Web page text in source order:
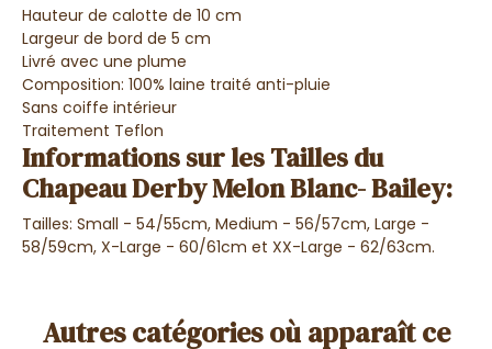
Hauteur de calotte de 10 cm
Largeur de bord de 5 cm
Livré avec une plume
Composition: 100% laine traité anti-pluie
Sans coiffe intérieur
Traitement Teflon
Informations sur les Tailles du
Chapeau Derby Melon Blanc- Bailey:
Tailles: Small - 54/55cm, Medium - 56/57cm, Large -
58/59cm, X-Large - 60/61cm et XX-Large - 62/63cm.
Autres catégories où apparaît ce